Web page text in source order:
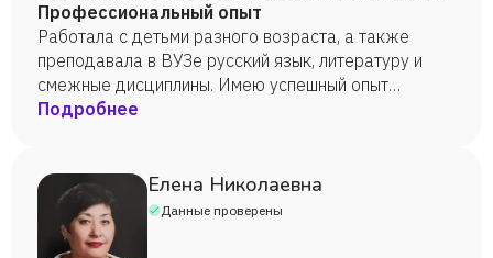
преподаватель музыкальных дисциплин, дирижер,
артист хора, диплом с отличием, 2004 год.
не менее 12, - победы и участие в конкурсах и
фестивалях, посвященных искусству концертного
исполнительства.
Профессиональный опыт
Работала с детьми разного возраста, а также
преподавала в ВУЗе русский язык, литературу и
смежные дисциплины. Имею успешный опыт
проведения тренингов публичных выступлений
Подробнее
Елена Николаевна
Данные проверены